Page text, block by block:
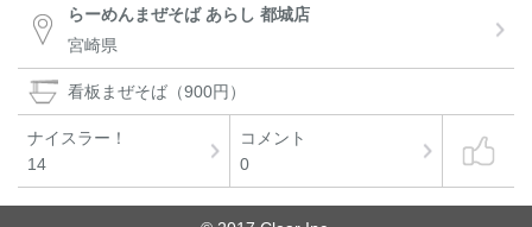
らーめんまぜそば あらし 都城店
宮崎県
看板まぜそば（900円）
ナイスラー！
14
コメント
0